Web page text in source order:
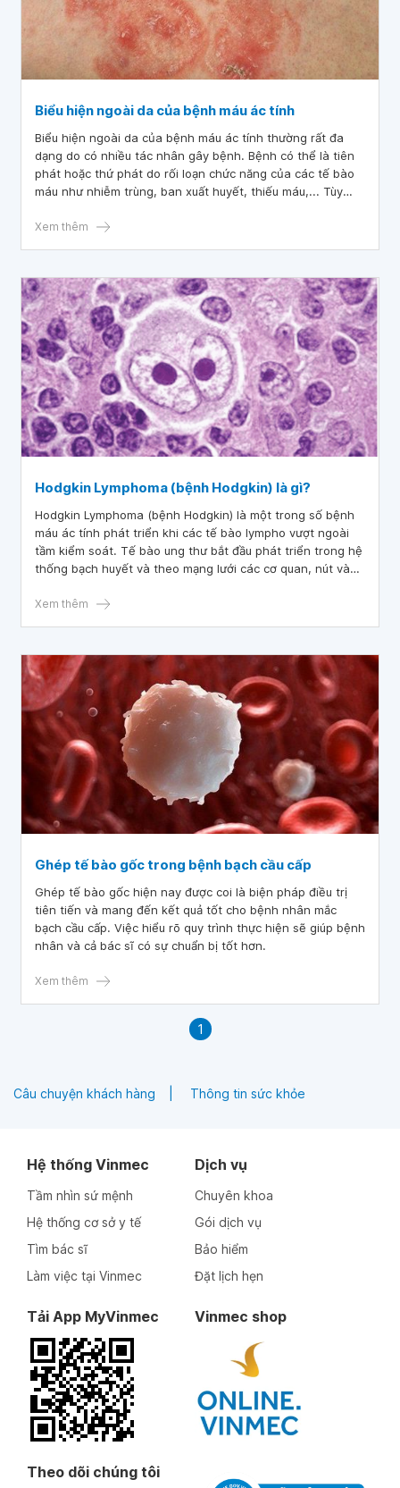
Biểu hiện ngoài da của bệnh máu ác tính
Biểu hiện ngoài da của bệnh máu ác tính thường rất đa
dạng do có nhiều tác nhân gây bệnh. Bệnh có thể là tiên
phát hoặc thứ phát do rối loạn chức năng của các tế bào
máu như nhiễm trùng, ban xuất huyết, thiếu máu,... Tùy
hiện ngoài da khác nhau như: nhiễm trùng, viêm da mủ
Xem thêm
Hodgkin Lymphoma (bệnh Hodgkin) là gì?
Hodgkin Lymphoma (bệnh Hodgkin) là một trong số bệnh
máu ác tính phát triển khi các tế bào lympho vượt ngoài
tầm kiểm soát. Tế bào ung thư bắt đầu phát triển trong hệ
thống bạch huyết và theo mạng lưới các cơ quan, nút và
(bệnh Hodgkin) là gì? Nguyên nhân gây bệnh hodgkin? Bài
Xem thêm
Ghép tế bào gốc trong bệnh bạch cầu cấp
Ghép tế bào gốc hiện nay được coi là biện pháp điều trị
tiên tiến và mang đến kết quả tốt cho bệnh nhân mắc
bạch cầu cấp. Việc hiểu rõ quy trình thực hiện sẽ giúp bệnh
nhân và cả bác sĩ có sự chuẩn bị tốt hơn.
Xem thêm
1
Câu chuyện khách hàng Thông tin sức khỏe
Hệ thống Vinmec
Tầm nhìn sứ mệnh
Hệ thống cơ sở y tế
Tìm bác sĩ
Làm việc tại Vinmec
Dịch vụ
Chuyên khoa
Gói dịch vụ
Bảo hiểm
Đặt lịch hẹn
Tải App MyVinmec Vinmec shop
Theo dõi chúng tôi